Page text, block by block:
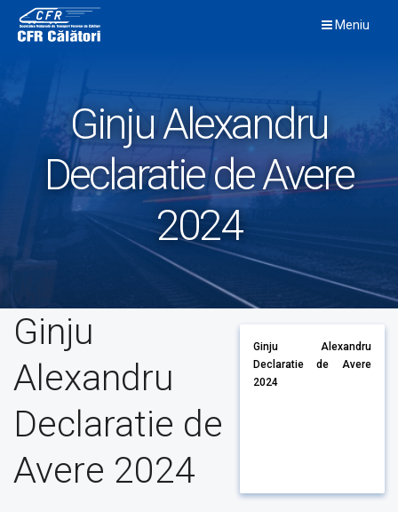
content
Meniu
Ginju Alexandru
Declaratie de Avere
2024
Ginju
Alexandru
Declaratie de
Avere 2024
Ginju Alexandru
Declaratie de Avere
2024